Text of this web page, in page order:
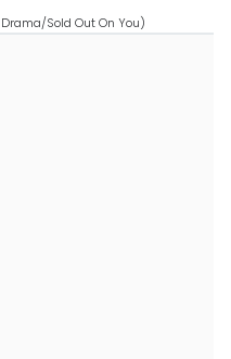
Sold Out On You)